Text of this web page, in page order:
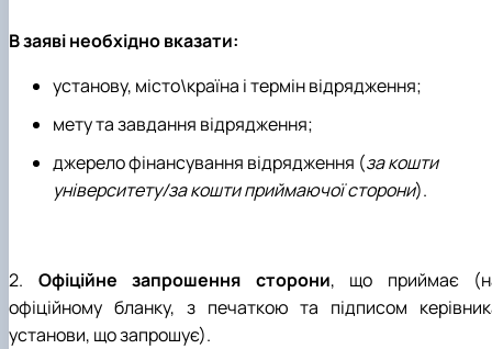
В заяві необхідно вказати:
установу, місто\країна і термін відрядження;
мету та завдання відрядження;
джерело фінансування відрядження (за кошти
університету/за кошти приймаючої сторони).
2. Офіційне запрошення сторони, що приймає
офіційному бланку, з печаткою та підписом
установи, що запрошує).